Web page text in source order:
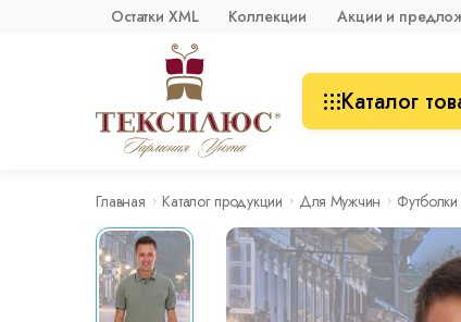
Остатки XML Коллекции Акции и
Каталог
Главная Каталог продукции Для Мужчин